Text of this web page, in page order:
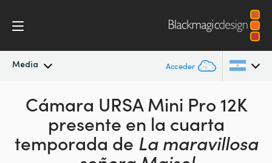
Media Acceder
Novedades
Australia
Austria
Cámara URSA Mini Pro 12K
presente en la cuarta
temporada de La maravillosa